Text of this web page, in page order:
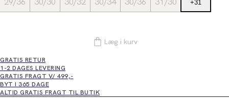
+31
Læg i kurv
GRATIS RETUR
1-2 DAGES LEVERING
GRATIS FRAGT V/ 499,-
BYT I 365 DAGE
ALTID GRATIS FRAGT TIL BUTIK